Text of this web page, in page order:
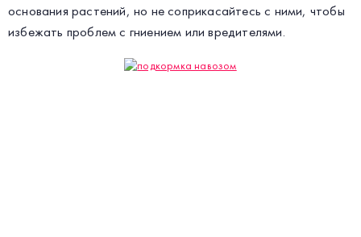
основания растений, но не соприкасайтесь с ними, чтобы
избежать проблем с гниением или вредителями.